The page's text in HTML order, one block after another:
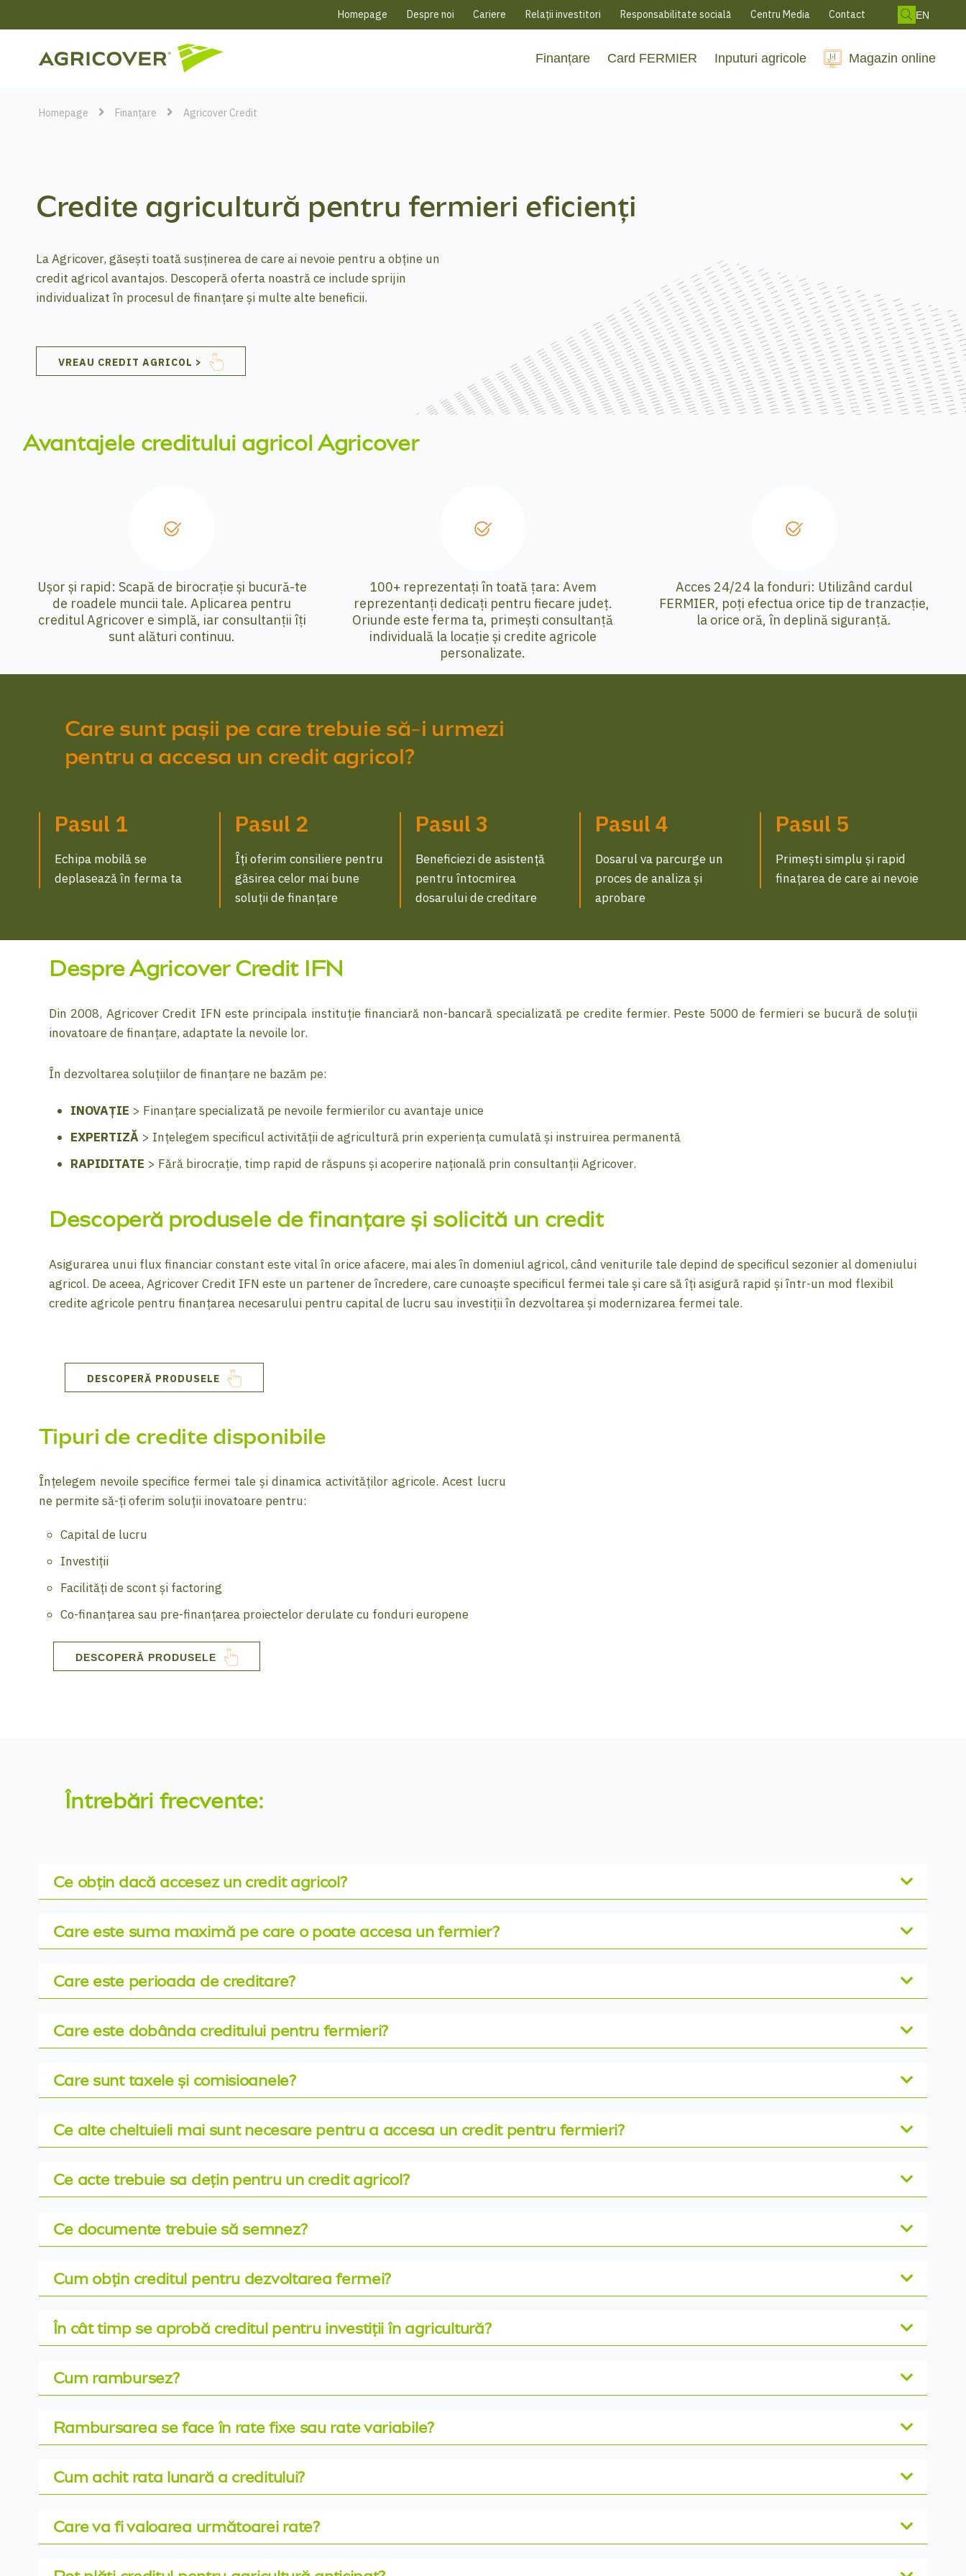
Homepage Despre noi Cariere Relații investitori Responsabilitate socială Centru Media Contact EN
Finanțare Card FERMIER Inputuri agricole Magazin online
Homepage Finanțare Agricover Credit
Credite agricultură pentru fermieri eficienți
La Agricover, găsești toată susținerea de care ai nevoie pentru a obține un
credit agricol avantajos. Descoperă oferta noastră ce include sprijin
individualizat în procesul de finanțare și multe alte beneficii.
VREAU CREDIT AGRICOL >
Avantajele creditului agricol Agricover
Ușor și rapid: Scapă de birocrație și bucură-te
de roadele muncii tale. Aplicarea pentru
creditul Agricover e simplă, iar consultanții îți
sunt alături continuu.
100+ reprezentați în toată țara: Avem
reprezentanți dedicați pentru fiecare județ.
Oriunde este ferma ta, primești consultanță
individuală la locație și credite agricole
personalizate.
Acces 24/24 la fonduri: Utilizând cardul
FERMIER, poți efectua orice tip de tranzacție,
la orice oră, în deplină siguranță.
Care sunt pașii pe care trebuie să-i urmezi
pentru a accesa un credit agricol?
Pasul 1
Echipa mobilă se
deplasează în ferma ta
Pasul 2
Îți oferim consiliere pentru
găsirea celor mai bune
soluții de finanțare
Pasul 3
Beneficiezi de asistență
pentru întocmirea
dosarului de creditare
Pasul 4
Dosarul va parcurge un
proces de analiza și
aprobare
Pasul 5
Primești simplu și rapid
finațarea de care ai nevoie
Despre Agricover Credit IFN
Din 2008, Agricover Credit IFN este principala instituție financiară non-bancară specializată pe credite fermier. Peste 5000 de fermieri se bucură de soluții
inovatoare de finanțare, adaptate la nevoile lor.
În dezvoltarea soluțiilor de finanțare ne bazăm pe:
INOVAȚIE > Finanțare specializată pe nevoile fermierilor cu avantaje unice
EXPERTIZĂ > Ințelegem specificul activității de agricultură prin experiența cumulată și instruirea permanentă
RAPIDITATE > Fără birocrație, timp rapid de răspuns și acoperire națională prin consultanții Agricover.
Descoperă produsele de finanțare și solicită un credit
Asigurarea unui flux financiar constant este vital în orice afacere, mai ales în domeniul agricol, când veniturile tale depind de specificul sezonier al domeniului
agricol. De aceea, Agricover Credit IFN este un partener de încredere, care cunoaște specificul fermei tale și care să îți asigură rapid și într-un mod flexibil
credite agricole pentru finanțarea necesarului pentru capital de lucru sau investiții în dezvoltarea și modernizarea fermei tale.
DESCOPERĂ PRODUSELE
Tipuri de credite disponibile
Înțelegem nevoile specifice fermei tale și dinamica activităților agricole. Acest lucru
ne permite să-ți oferim soluții inovatoare pentru:
Capital de lucru
Investiții
Facilități de scont și factoring
Co-finanțarea sau pre-finanțarea proiectelor derulate cu fonduri europene
DESCOPERĂ PRODUSELE
Întrebări frecvente:
Ce obțin dacă accesez un credit agricol?
Care este suma maximă pe care o poate accesa un fermier?
Care este perioada de creditare?
Care este dobânda creditului pentru fermieri?
Care sunt taxele și comisioanele?
Ce alte cheltuieli mai sunt necesare pentru a accesa un credit pentru fermieri?
Ce acte trebuie sa dețin pentru un credit agricol?
Ce documente trebuie să semnez?
Cum obțin creditul pentru dezvoltarea fermei?
În cât timp se aprobă creditul pentru investiții în agricultură?
Cum rambursez?
Rambursarea se face în rate fixe sau rate variabile?
Cum achit rata lunară a creditului?
Care va fi valoarea următoarei rate?